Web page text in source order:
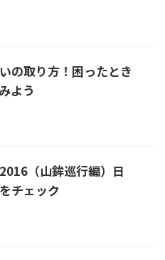
の取り方！困ったとき
よう
（山鉾巡行編）日
チェック